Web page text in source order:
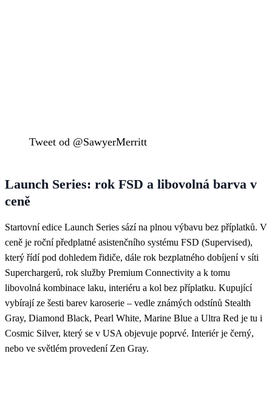
Tweet od @SawyerMerritt
Launch Series: rok FSD a libovolná barva v
ceně
Startovní edice Launch Series sází na plnou výbavu bez příplatků. V
ceně je roční předplatné asistenčního systému FSD (Supervised),
který řídí pod dohledem řidiče, dále rok bezplatného dobíjení v síti
Superchargerů, rok služby Premium Connectivity a k tomu
libovolná kombinace laku, interiéru a kol bez příplatku. Kupující
vybírají ze šesti barev karoserie – vedle známých odstínů Stealth
Gray, Diamond Black, Pearl White, Marine Blue a Ultra Red je tu i
Cosmic Silver, který se v USA objevuje poprvé. Interiér je černý,
nebo ve světlém provedení Zen Gray.